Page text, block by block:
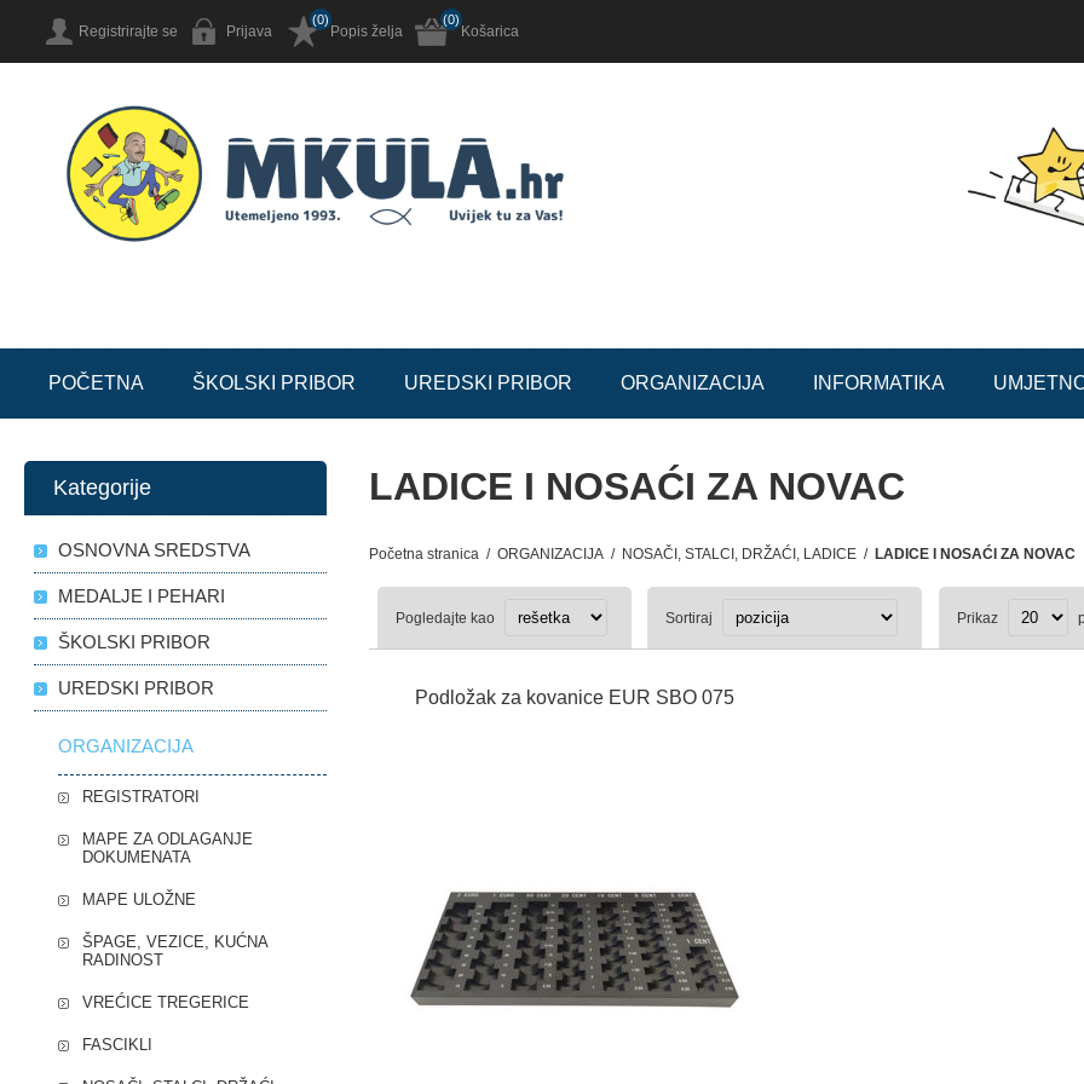
Registrirajte se Prijava Popis želja
(0)
Košarica
(0)
POČETNA ŠKOLSKI PRIBOR UREDSKI PRIBOR ORGANIZACIJA INFORMATIKA
LADICE I NOSAĆI ZA NOVAC
Početna stranica / ORGANIZACIJA / NOSAČI, STALCI, DRŽAĆI, LADICE / LADICE I NOSAĆI ZA NOVAC
Pogledajte kao Sortiraj Prikaz
Podložak za kovanice EUR SBO 075
Kategorije
OSNOVNA SREDSTVA
MEDALJE I PEHARI
ŠKOLSKI PRIBOR
UREDSKI PRIBOR
ORGANIZACIJA
REGISTRATORI
MAPE ZA ODLAGANJE
DOKUMENATA
MAPE ULOŽNE
ŠPAGE, VEZICE, KUĆNA
RADINOST
VREĆICE TREGERICE
FASCIKLI